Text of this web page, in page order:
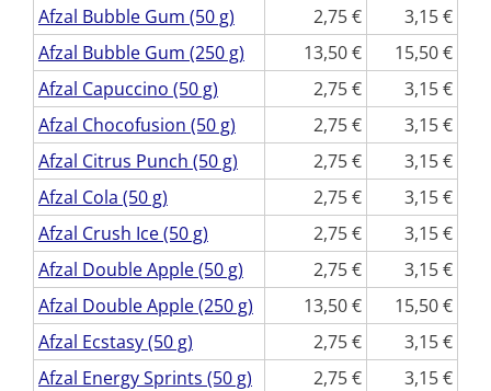
Afzal Bubble Gum (50 g) 2,75
3,15
Afzal Bubble Gum (250 g)
13,50
15,50
Afzal Capuccino (50 g)
2,75
3,15
Afzal Chocofusion (50 g)
2,75
3,15
Afzal Citrus Punch (50 g)
2,75
3,15
Afzal Cola (50 g)
2,75
3,15
Afzal Crush Ice (50 g)
2,75
3,15
Afzal Double Apple (50 g)
2,75
3,15
Afzal Double Apple (250 g)
13,50
15,50
Afzal Ecstasy (50 g)
2,75
3,15
Afzal Energy Sprints (50 g)
2,75
3,15